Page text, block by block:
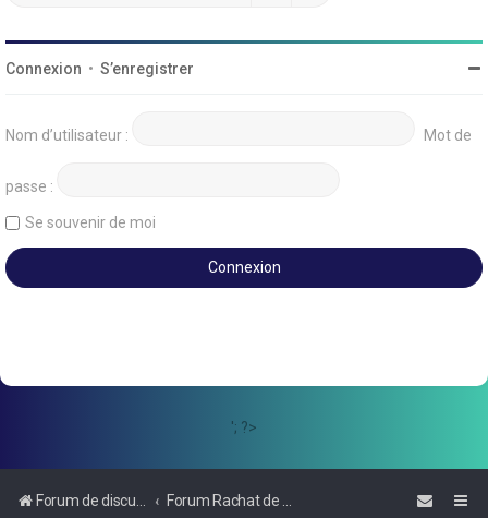
Connexion • S’enregistrer
Nom d’utilisateur : Mot de
passe :
Se souvenir de moi
'; ?>
Forum de discussions sur le Regroupement de Crédits et le Rachat de Crédits